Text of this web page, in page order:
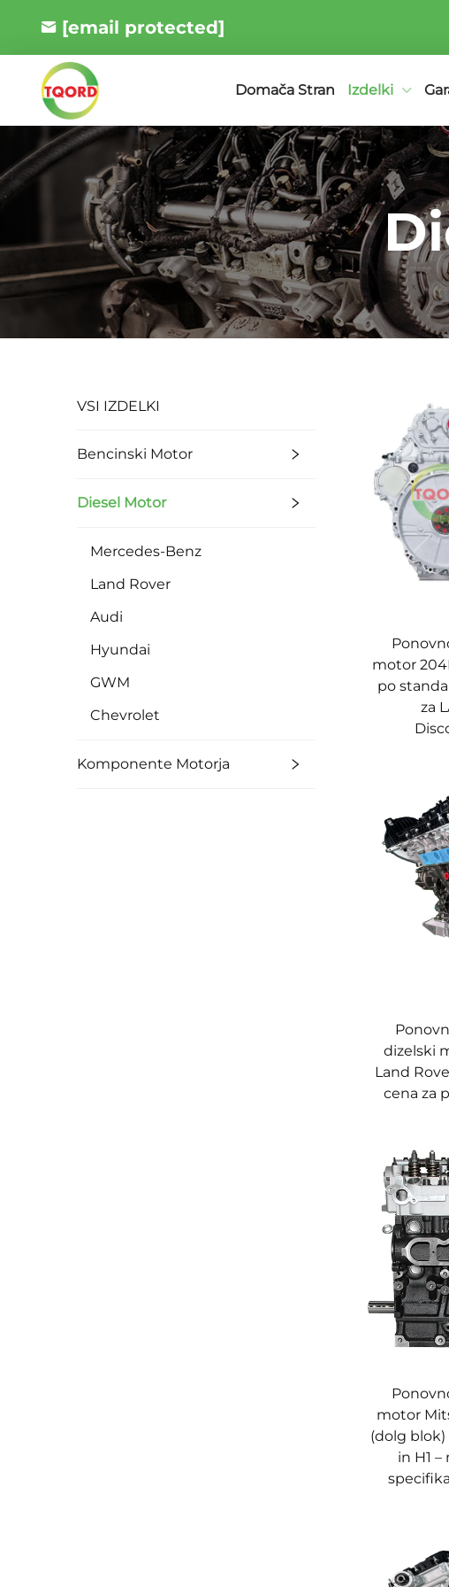
[email protected]
Domača Stran Izdelki
VSI IZDELKI
Bencinski Motor
Diesel Motor
Mercedes-Benz
Land Rover
Audi
Hyundai
GWM
Chevrolet
Komponente Motorja
motor
po
za
dizelski
Land
cena za
motor
(dolg blok)
in H1